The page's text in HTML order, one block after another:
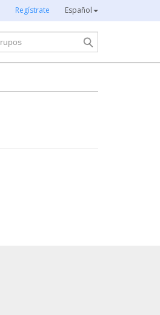
Regístrate Español